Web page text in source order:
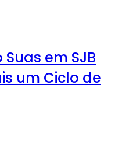
em SJB
um Ciclo de